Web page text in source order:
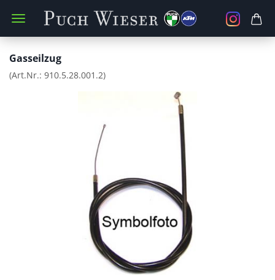
Gasseilzug
(Art.Nr.: 910.5.28.001.2)